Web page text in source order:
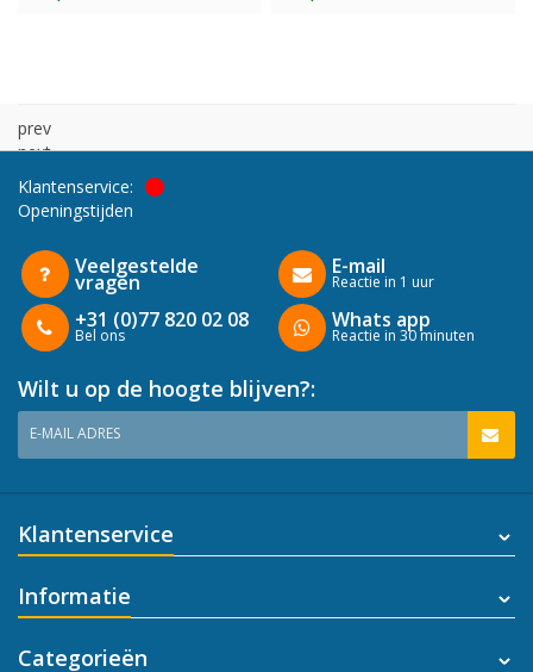
prev
next
Klantenservice:
Openingstijden
Veelgestelde
vragen
+31 (0)77 820 02 08
Bel ons
E-mail
Reactie in 1 uur
Whats app
Reactie in 30 minuten
Wilt u op de hoogte blijven?:
E-MAIL ADRES
Klantenservice
Informatie
Categorieën